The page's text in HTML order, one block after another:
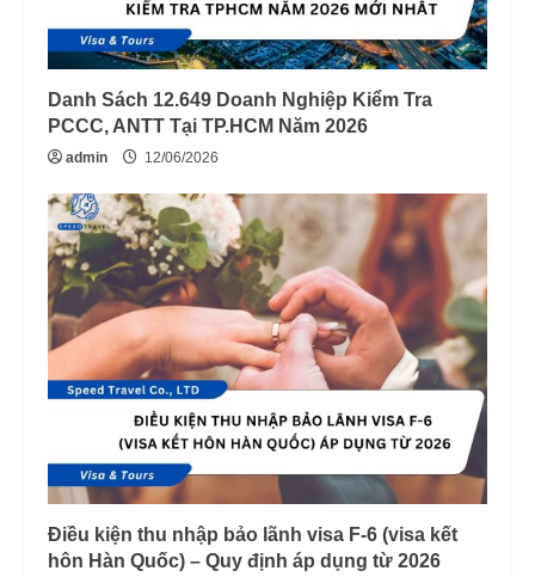
Danh Sách 12.649 Doanh Nghiệp Kiểm Tra
PCCC, ANTT Tại TP.HCM Năm 2026
admin 12/06/2026
Điều kiện thu nhập bảo lãnh visa F-6 (visa kết
hôn Hàn Quốc) – Quy định áp dụng từ 2026